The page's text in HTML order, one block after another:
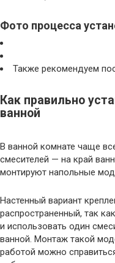
Фото процесса
Также рекомендуем
Как правильно
ванной
В ванной комнате чаще
смесителей — на край
монтируют напольные
Настенный вариант
распространенный, так
и использовать один
ванной. Монтаж такой
работой можно